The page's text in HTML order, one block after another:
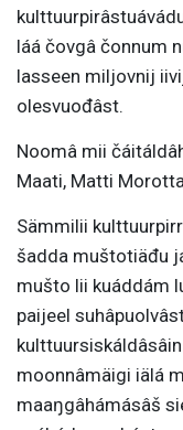
láá čovgâ čonnum
lasseen miljovnij
olesvuođâst.
Noomâ mii
Maati, Matti
Sämmilii
šadda muštotiäđu
mušto lii kuáddám
paijeel
moonnâmäigi iälá
maaŋgâhámásâš